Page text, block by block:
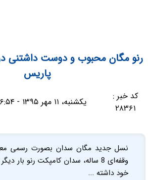
رنو مگان محبوب و دوست داشتنی
پاریس
کد خبر :
۲۸۳۶۱
یکشنبه، ۱۱ مهر ۱۳۹۵ - ۱۲:۴۶:۵۴
نسل جدید مگان سدان بصورت رسمی
وقفه‌ای 8 ساله، سدان کامپکت رنو بار
خود داشته ...